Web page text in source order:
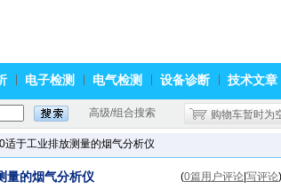
电子检测 电气检测 设备诊断 技术文章
高级/组合搜索 购物车暂时为
适于工业排放测量的烟气分析仪
量的烟气分析仪 (0篇用户评论 写评论)